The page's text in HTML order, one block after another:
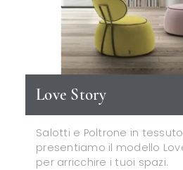
Love Story
Salotti e Poltrone in tessuto
presentiamo il modello
per arricchire i tuoi spazi.